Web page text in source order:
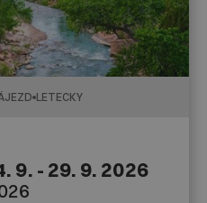
LETECKY
9. - 29. 9. 2026